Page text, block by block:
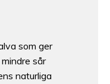
som ger
sår
naturliga